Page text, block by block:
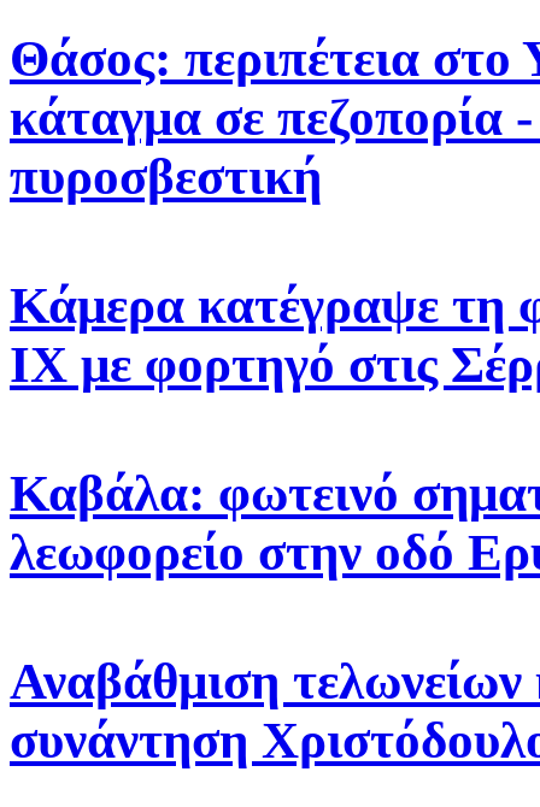
Θάσος: περιπέτεια στο
κάταγμα σε πεζοπορία
πυροσβεστική
Κάμερα κατέγραψε τη
ΙΧ με φορτηγό στις
Καβάλα: φωτεινό
λεωφορείο στην οδό
Αναβάθμιση τελωνείων
συνάντηση